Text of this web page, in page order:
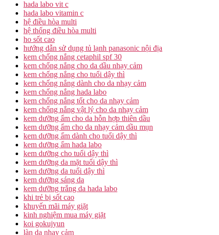
hada labo vit c
hada labo vitamin c
hệ điều hòa multi
hệ thống điều hòa multi
ho sốt cao
hướng dẫn sử dụng tủ lạnh panasonic nội địa
kem chống nắng cetaphil spf 30
kem chống nắng cho da dầu nhạy cảm
kem chống nắng cho tuổi dậy thì
kem chống nắng dành cho da nhạy cảm
kem chống nắng hada labo
kem chống nắng tốt cho da nhạy cảm
kem chống nắng vật lý cho da nhạy cảm
kem dưỡng ẩm cho da hỗn hợp thiên dầu
kem dưỡng ẩm cho da nhạy cảm dầu mụn
kem dưỡng ẩm dành cho tuổi dậy thì
kem dưỡng ẩm hada labo
kem dưỡng cho tuổi dậy thì
kem dưỡng da mặt tuổi dậy thì
kem dưỡng da tuổi dậy thì
kem dưỡng sáng da
kem dưỡng trắng da hada labo
khi trẻ bị sốt cao
khuyến mãi máy giặt
kinh nghiệm mua máy giặt
koi gokujyun
làn da nhạy cảm